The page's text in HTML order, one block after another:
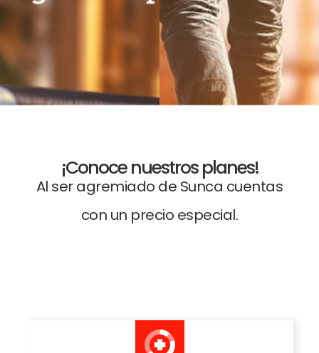
¡Conoce nuestros planes!
Al ser agremiado de Sunca cuentas
con un precio especial.